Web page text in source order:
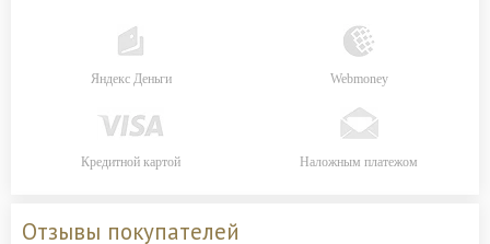
Яндекс Деньги Webmoney
Кредитной картой Наложным платежом
Отзывы покупателей